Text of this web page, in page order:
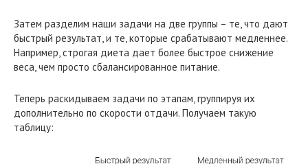
Затем разделим наши задачи на две группы – те, что дают
быстрый результат, и те, которые срабатывают медленнее.
Например, строгая диета дает более быстрое снижение
веса, чем просто сбалансированное питание.
Теперь раскидываем задачи по этапам, группируя их
дополнительно по скорости отдачи. Получаем такую
таблицу: